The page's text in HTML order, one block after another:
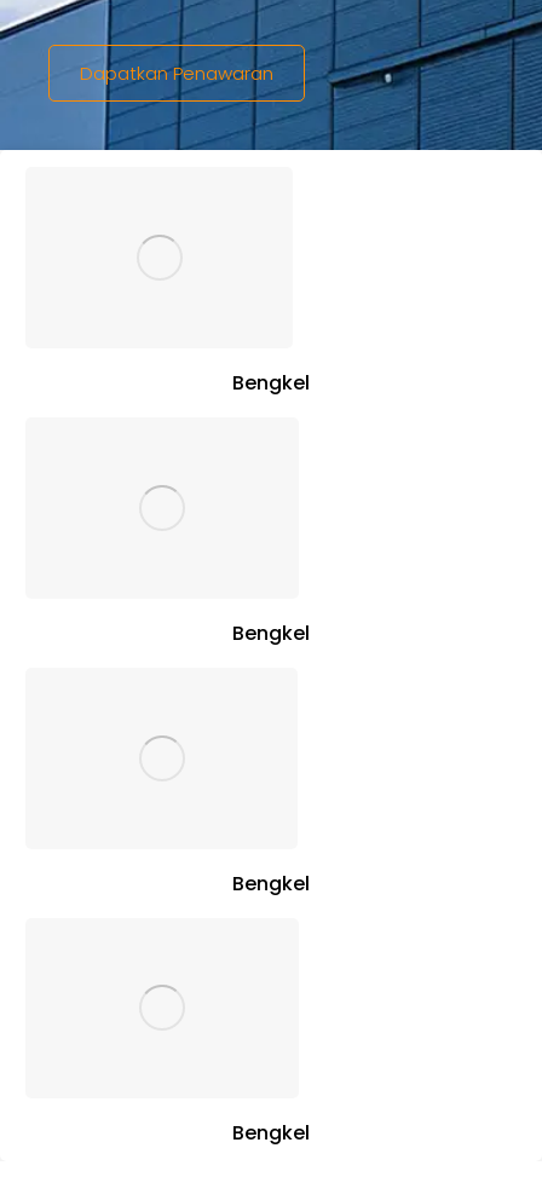
Dapatkan Penawaran
Bengkel
Bengkel
Bengkel
Bengkel